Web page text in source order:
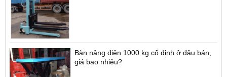
Bàn nâng điện 1000 kg cố định ở đâu bán,
giá bao nhiêu?